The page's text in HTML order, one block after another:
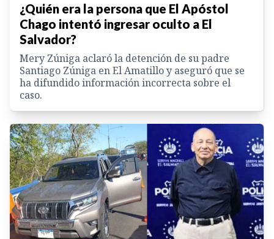
¿Quién era la persona que El Apóstol
Chago intentó ingresar oculto a El
Salvador?
Mery Zúniga aclaró la detención de su padre
Santiago Zúniga en El Amatillo y aseguró que se
ha difundido información incorrecta sobre el
caso.